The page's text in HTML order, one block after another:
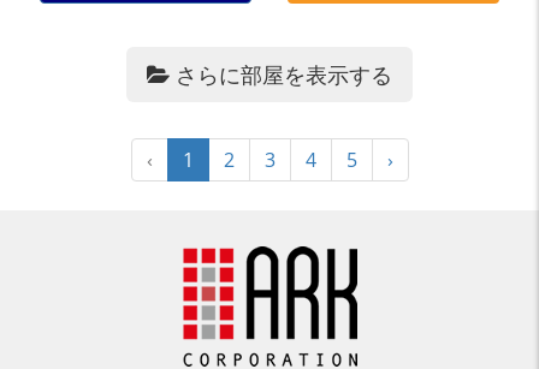
さらに部屋を表示する
‹ 1 2 3 4 5 ›